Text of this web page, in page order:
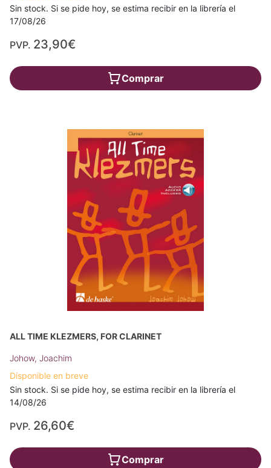
Sin stock. Si se pide hoy, se estima recibir en la librería el
17/08/26
PVP. 23,90€
Comprar
ALL TIME KLEZMERS, FOR CLARINET
Johow, Joachim
Disponible en breve
Sin stock. Si se pide hoy, se estima recibir en la librería el
14/08/26
PVP. 26,60€
Comprar